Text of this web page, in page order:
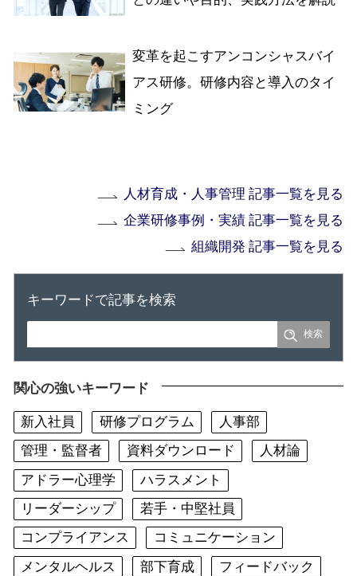
変革を起こすアンコンシャスバイ
アス研修。研修内容と導入のタイ
ミング
人材育成・人事管理 記事一覧を見る
企業研修事例・実績 記事一覧を見る
組織開発 記事一覧を見る
キーワードで記事を検索
関心の強いキーワード
新入社員 研修プログラム
人事部
管理・監督者
資料ダウンロード
人材論
アドラー心理学
ハラスメント
リーダーシップ
若手・中堅社員
コンプライアンス
コミュニケーション
メンタルヘルス
部下育成
フィードバック